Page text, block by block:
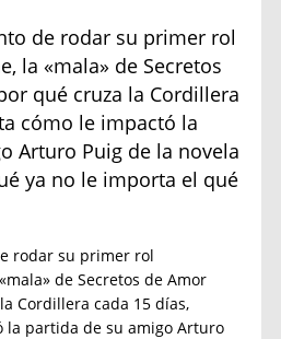
de rodar su primer rol
la «mala» de Secretos
qué cruza la Cordillera
cómo le impactó la
Arturo Puig de la novela
ya no le importa el qué
rodar su primer rol
de Secretos de Amor
Cordillera cada 15 días,
la partida de su amigo Arturo